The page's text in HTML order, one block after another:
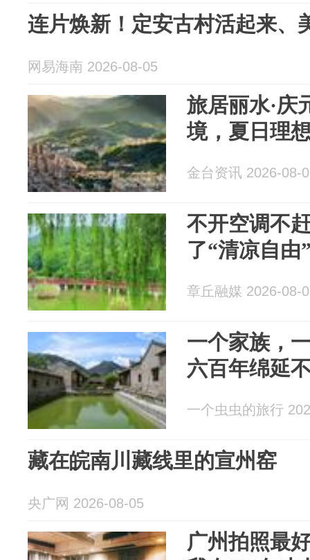
连片焕新！定安古村活起来、
网易海南 2026-08-05
旅居丽水·庆
境，夏日理
金台资讯 2026-08-
不开空调不
了“清凉自由
章丘融媒 2026-08-
一个家族，
六百年绵延
一个虫虫的旅行
藏在皖南川藏线里的宣州窑
央广网 2026-08-05
广州拍照最